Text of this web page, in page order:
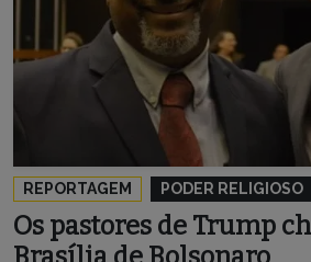
REPORTAGEM PODER RELIGIOSO
Os pastores de Trump